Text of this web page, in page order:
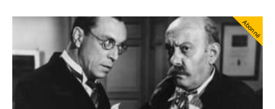
Abonné